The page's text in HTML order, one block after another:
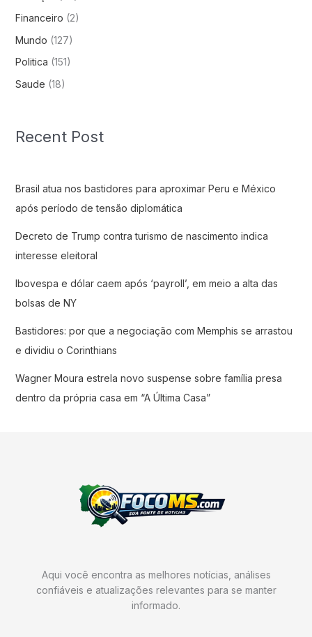
Financeiro (2)
Mundo (127)
Politica (151)
Saude (18)
Recent Post
Brasil atua nos bastidores para aproximar Peru e México
após período de tensão diplomática
Decreto de Trump contra turismo de nascimento indica
interesse eleitoral
Ibovespa e dólar caem após ‘payroll’, em meio a alta das
bolsas de NY
Bastidores: por que a negociação com Memphis se arrastou
e dividiu o Corinthians
Wagner Moura estrela novo suspense sobre família presa
dentro da própria casa em “A Última Casa”
Aqui você encontra as melhores notícias, análises
confiáveis e atualizações relevantes para se manter
informado.